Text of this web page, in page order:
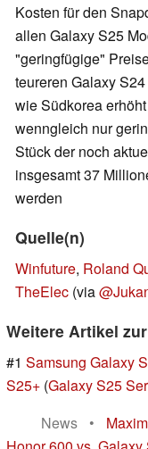
Kosten für den
allen Galaxy S25
"geringfügige"
teureren Galaxy
wie Südkorea
wenngleich nur
Stück der noch
insgesamt 37
werden
Quelle(n)
Winfuture, Roland
TheElec (via
Weitere Artikel
#1 Samsung Galaxy
S25+ (Galaxy S25
News
•